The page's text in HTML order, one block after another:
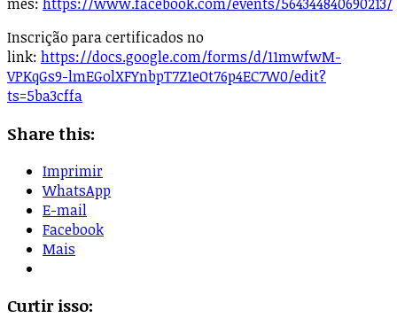
Inscrição para certificados no
link: https://docs.google.com/forms/d/11mwfwM-
VPKqGs9-lmEGolXFYnbpT7Z1eOt76p4EC7W0/edit?
ts=5ba3cffa
Share this:
Imprimir
WhatsApp
E-mail
Facebook
Mais
Curtir isso: